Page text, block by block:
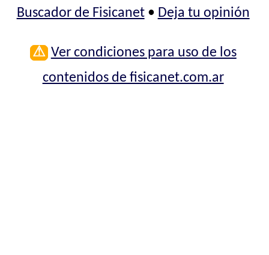
Buscador de Fisicanet• Deja tu opinión
⚠ Ver condiciones para uso de los
contenidos de fisicanet.com.ar